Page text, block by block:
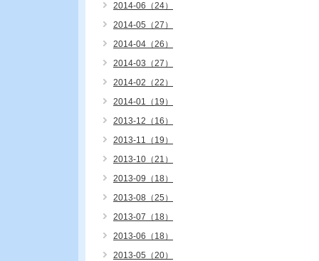
2014-06（24）
2014-05（27）
2014-04（26）
2014-03（27）
2014-02（22）
2014-01（19）
2013-12（16）
2013-11（19）
2013-10（21）
2013-09（18）
2013-08（25）
2013-07（18）
2013-06（18）
2013-05（20）